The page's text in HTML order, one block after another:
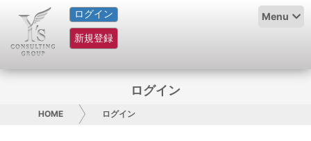
ログイン
新規登録
Menu
HOME
サービス紹介
グループ概要
ログイン
HOME ログイン